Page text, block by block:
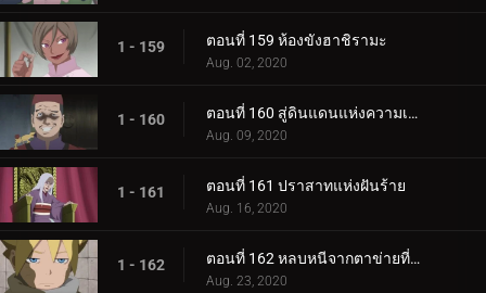
1 - 159 ตอนที่ 159 ห้องขังฮาชิรามะ
Aug. 02, 2020
1 - 160 ตอนที่ 160 สู่ดินแดนแห่งความเงียบงัน
Aug. 09, 2020
1 - 161 ตอนที่ 161 ปราสาทแห่งฝันร้าย
Aug. 16, 2020
1 - 162 ตอนที่ 162 หลบหนีจากตาข่ายที่กระชับ
Aug. 23, 2020